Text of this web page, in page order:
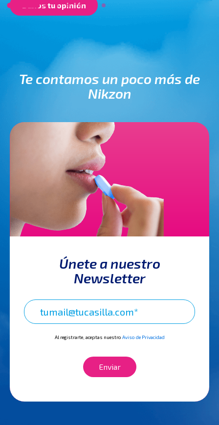
Danos tu opinión
Te contamos un poco más de
Nikzon
Únete a nuestro
Newsletter
Al registrarte, aceptas nuestro Aviso de Privacidad